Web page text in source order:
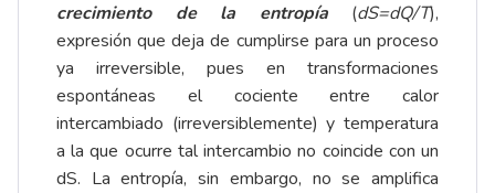
crecimiento de la entropía(dS=dQ/T),
expresión que deja de cumplirse para un proceso
ya irreversible, pues en transformaciones
espontáneas el cociente entre calor
intercambiado (irreversiblemente) y temperatura
a la que ocurre tal intercambio no coincide con un
dS. La entropía, sin embargo, no se amplifica